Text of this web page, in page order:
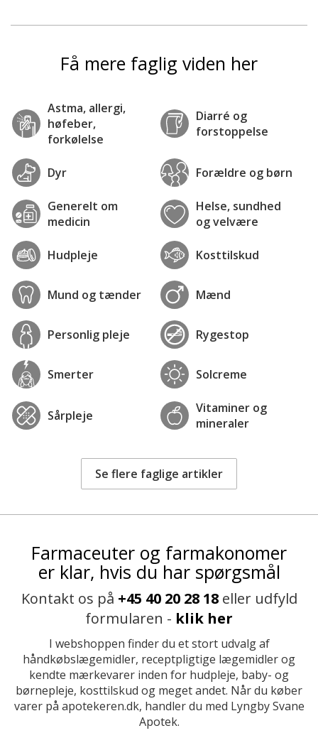
Få mere faglig viden her
Astma, allergi,
høfeber,
forkølelse
Diarré og
forstoppelse
Dyr Forældre og børn
Generelt om
medicin
Helse, sundhed
og velvære
Hudpleje Kosttilskud
Mund og tænder Mænd
Personlig pleje Rygestop
Smerter Solcreme
Sårpleje
Vitaminer og
mineraler
Se flere faglige artikler
Farmaceuter og farmakonomer
er klar, hvis du har spørgsmål
Kontakt os på +45 40 20 28 18eller udfyld
formularen - klik her
I webshoppen finder du et stort udvalg af
håndkøbslægemidler, receptpligtige lægemidler og
kendte mærkevarer inden for hudpleje, baby- og
børnepleje, kosttilskud og meget andet. Når du køber
varer på apotekeren.dk, handler du med Lyngby Svane
Apotek.